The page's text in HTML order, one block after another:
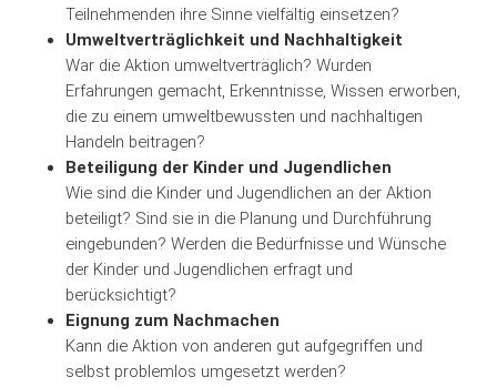
Teilnehmenden ihre Sinne vielfältig einsetzen?
Umweltverträglichkeit und Nachhaltigkeit
War die Aktion umweltverträglich? Wurden
Erfahrungen gemacht, Erkenntnisse, Wissen erworben,
die zu einem umweltbewussten und nachhaltigen
Handeln beitragen?
Beteiligung der Kinder und Jugendlichen
Wie sind die Kinder und Jugendlichen an der Aktion
beteiligt? Sind sie in die Planung und Durchführung
eingebunden? Werden die Bedürfnisse und Wünsche
der Kinder und Jugendlichen erfragt und
berücksichtigt?
Eignung zum Nachmachen
Kann die Aktion von anderen gut aufgegriffen und
selbst problemlos umgesetzt werden?